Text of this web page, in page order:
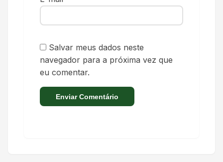
Salvar meus dados neste
navegador para a próxima vez que
eu comentar.